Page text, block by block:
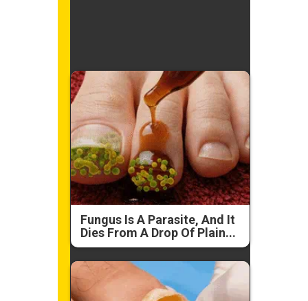
Fungus Is A Parasite, And It
Dies From A Drop Of Plain...